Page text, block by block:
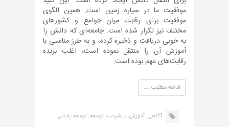
موفقیت ما در سیاره زمین است. همین الگوی
موفقیت برای رقابت میان جوامع و کشورهای
مختلف نیز تکرار شده است. جامعه‌ای که دانش را
به خوبی دریافت و ذخیره کرده، و به طرز مناسبی با
آموزش آن را منتقل نموده است، اغلب برنده
رقابت‌های مهم بوده است.
ادامه مطلب …
آگاهی,آموزش,پیشرفت,توسعه,توسعه پایدار,